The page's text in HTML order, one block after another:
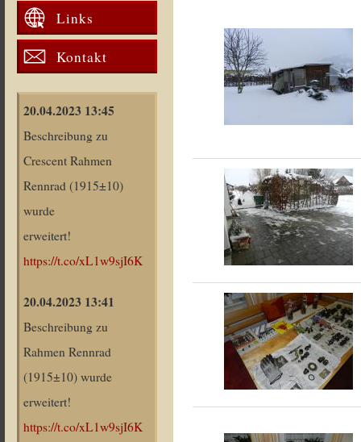
Links
Kontakt
20.04.2023 13:45
Beschreibung zu
Crescent Rahmen
Rennrad (1915±10)
wurde
erweitert!
https://t.co/xL1w9sjI6K
20.04.2023 13:41
Beschreibung zu
Rahmen Rennrad
(1915±10) wurde
erweitert!
https://t.co/xL1w9sjI6K